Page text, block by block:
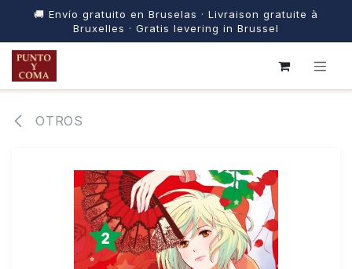
🚚 Envío gratuito en Bruselas · Livraison gratuite à
Bruxelles · Gratis levering in Brussel
IR AL CONTENIDO
OTROS